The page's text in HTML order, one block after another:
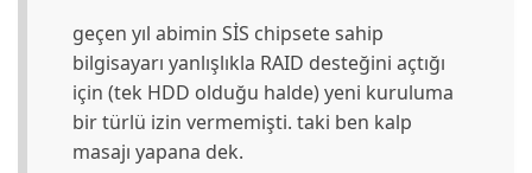
geçen yıl abimin SİS chipsete sahip
bilgisayarı yanlışlıkla RAID desteğini açtığı
için (tek HDD olduğu halde) yeni kuruluma
bir türlü izin vermemişti. taki ben kalp
masajı yapana dek.